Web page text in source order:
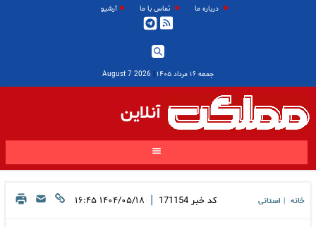
درباره ما تماس با ما آرشیو
جمعه ۱۶ مرداد ۱۴۰۵ |
2026 August 7
آنلاین
خانه استانی کد خبر 171154
| ۱۴۰۴/۰۵/۱۸ ۱۶:۴۵